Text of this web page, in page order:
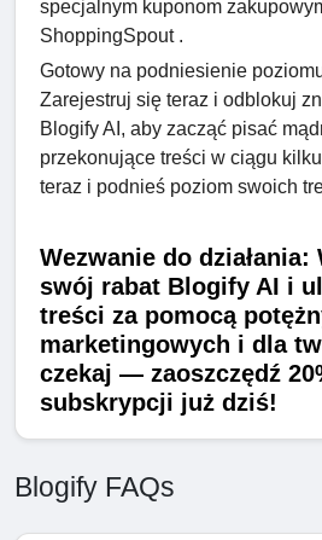
specjalnym kuponom
ShoppingSpout .
Gotowy na podniesienie
Zarejestruj się teraz i odblokuj
Blogify AI, aby zacząć pisać
przekonujące treści w ciągu
teraz i podnieś poziom swoich
Wezwanie do działania:
swój rabat Blogify AI i
treści za pomocą
marketingowych i dla
czekaj — zaoszczędź
subskrypcji już dziś!
Blogify FAQs